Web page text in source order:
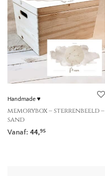
Handmade ♥
memorybox – sterrenbeeld –
sand
Vanaf: 44,95